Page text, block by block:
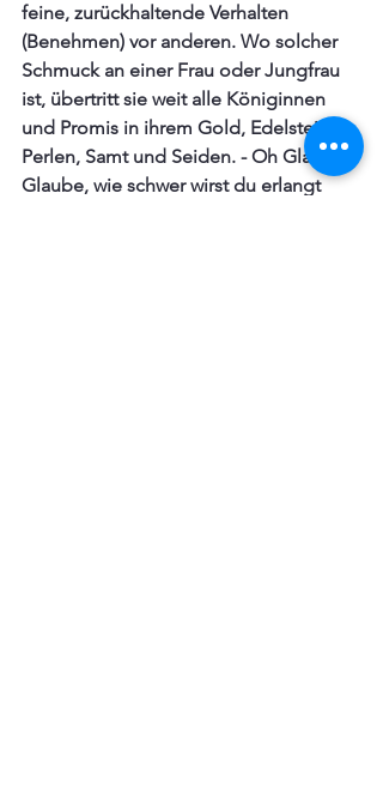
feine, zurückhaltende Verhalten
(Benehmen) vor anderen. Wo solcher
Schmuck an einer Frau oder Jungfrau
ist, übertritt sie weit alle Königinnen
und Promis in ihrem Gold, Edelsteinen,
Perlen, Samt und Seiden. - Oh Glaube,
Glaube, wie schwer wirst du erlangt